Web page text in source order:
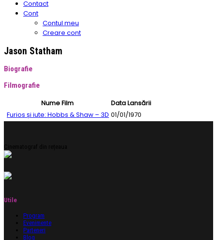
Contact
Cont
Contul meu
Creare cont
Jason Statham
Biografie
Filmografie
Nume Film
Data Lansării
Furios și iute: Hobbs & Shaw – 3D 01/01/1970
Cinematograf din rețeaua
Utile
Program
Evenimente
Parteneri
Blog